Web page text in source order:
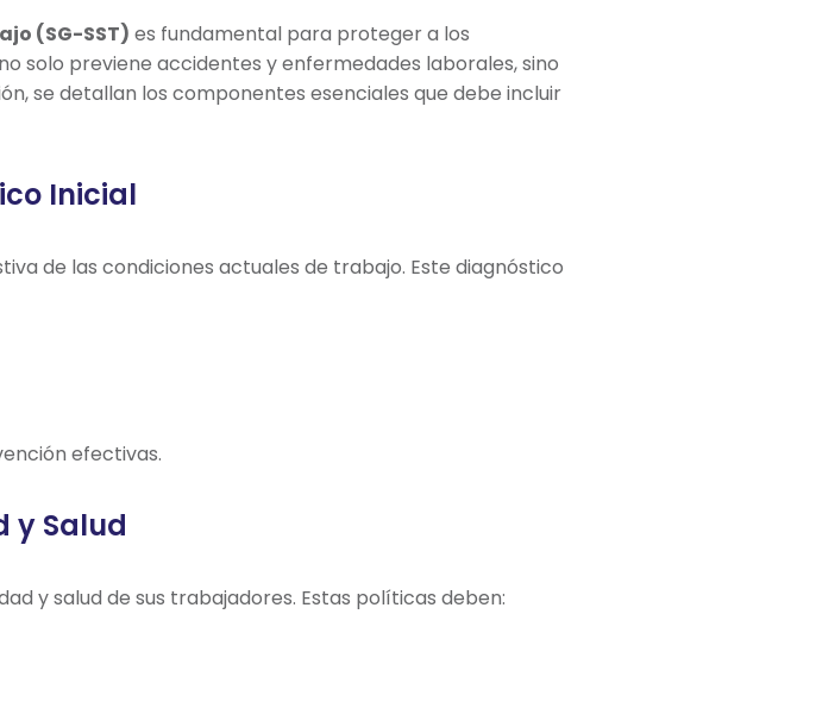
(SG-SST) es fundamental para proteger a los
solo previene accidentes y enfermedades laborales, sino
se detallan los componentes esenciales que debe incluir
Inicial
de las condiciones actuales de trabajo. Este diagnóstico
efectivas.
y Salud
y salud de sus trabajadores. Estas políticas deben: